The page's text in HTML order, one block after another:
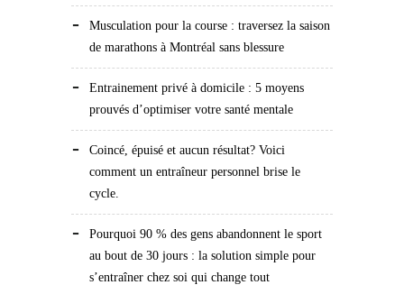
Musculation pour la course : traversez la saison
de marathons à Montréal sans blessure
Entrainement privé à domicile : 5 moyens
prouvés d’optimiser votre santé mentale
Coincé, épuisé et aucun résultat? Voici
comment un entraîneur personnel brise le
cycle.
Pourquoi 90 % des gens abandonnent le sport
au bout de 30 jours : la solution simple pour
s’entraîner chez soi qui change tout